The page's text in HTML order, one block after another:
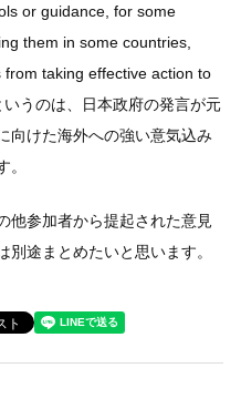
or guidance, for some
them in some countries,
taking effective action to
うのは、日本政府の発言が元
向けた海外への強い意気込み
参加者から提起された意見
途まとめたいと思います。